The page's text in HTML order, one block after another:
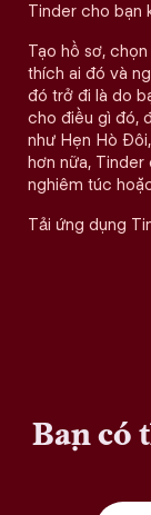
Tinder cho bạn
Tạo hồ sơ,
thích ai đó và
đó trở đi là do
cho điều gì đó,
như Hẹn Hò
hơn nữa, Tinder
nghiêm túc
Tải ứng dụng
Bạn có